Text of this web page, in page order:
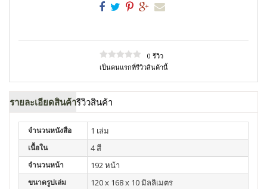
0 รีวิว
เป็นคนแรกที่รีวิวสินค้านี้
รายละเอียดสินค้ารีวิวสินค้า
จำนวนหนังสือ 1 เล่ม
เนื้อใน 4 สี
จำนวนหน้า 192 หน้า
ขนาดรูปเล่ม 120 x 168 x 10 มิลลิเมตร